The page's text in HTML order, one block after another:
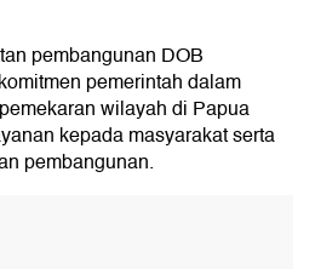
pembangunan DOB
pemerintah dalam
wilayah di Papua
kepada masyarakat serta
pembangunan.